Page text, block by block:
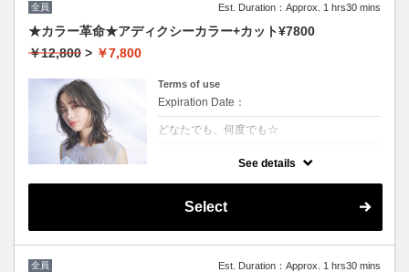
全員 Est. Duration：Approx. 1 hrs30 mins
★カラー革命★アディクシーカラー+カット¥7800
￥12,800 > ￥7,800
Terms of use
Expiration Date：
どなたでも、何度でも☆
「ツヤ」「手触り」が格段にＵＰ！ダメージ
が1/5のため、綺麗な色味で毎回染められま
★ロング料金無
★シャンプー・ブロー込
See details
Select
全員 Est. Duration：Approx. 1 hrs30 mins